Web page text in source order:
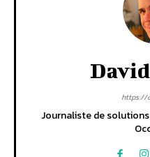
https://
Journaliste de